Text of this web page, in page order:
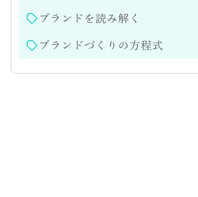
ブランドを読み解く
ブランドづくりの方程式